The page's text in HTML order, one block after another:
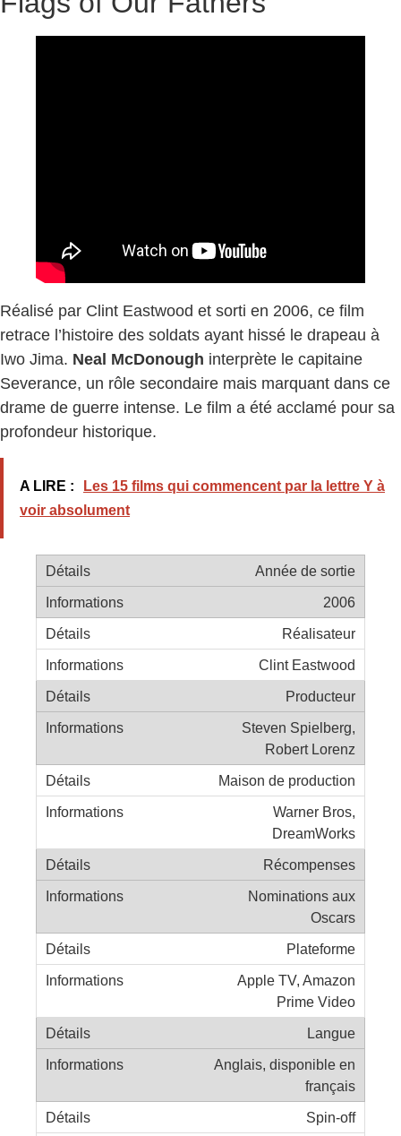
Réalisé par Clint Eastwood et sorti en 2006, ce film
retrace l’histoire des soldats ayant hissé le drapeau à
Iwo Jima. Neal McDonough interprète le capitaine
Severance, un rôle secondaire mais marquant dans ce
drame de guerre intense. Le film a été acclamé pour sa
profondeur historique.
A LIRE :
Les 15 films qui commencent par la lettre Y à
voir absolument
Année de sortie
2006
Réalisateur
Clint Eastwood
Producteur
Steven Spielberg,
Robert Lorenz
Maison de production
Warner Bros,
DreamWorks
Récompenses
Nominations aux
Oscars
Plateforme
Apple TV, Amazon
Prime Video
Langue
Anglais, disponible en
français
Spin-off